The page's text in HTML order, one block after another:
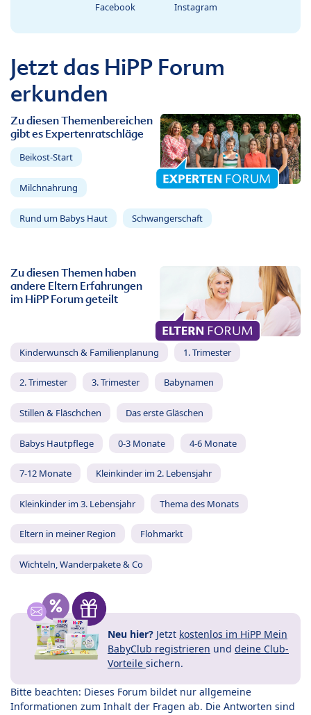
Facebook Instagram
Jetzt das HiPP Forum
erkunden
Zu diesen Themenbereichen
gibt es Expertenratschläge
Beikost-Start
Milchnahrung
Rund um Babys Haut Schwangerschaft
Zu diesen Themen haben
andere Eltern Erfahrungen
im HiPP Forum geteilt
Kinderwunsch & Familienplanung 1. Trimester
2. Trimester 3. Trimester Babynamen
Stillen & Fläschchen Das erste Gläschen
Babys Hautpflege 0-3 Monate 4-6 Monate
7-12 Monate Kleinkinder im 2. Lebensjahr
Kleinkinder im 3. Lebensjahr Thema des Monats
Eltern in meiner Region Flohmarkt
Wichteln, Wanderpakete & Co
Neu hier? Jetzt kostenlos im HiPP Mein
BabyClub registrieren und deine Club-
Vorteile sichern.
Bitte beachten: Dieses Forum bildet nur allgemeine
Informationen zum Inhalt der Fragen ab. Die Antworten sind